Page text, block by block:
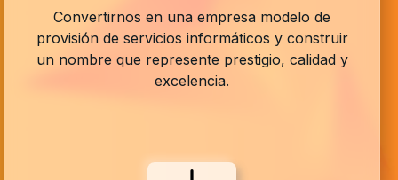
Convertirnos en una empresa modelo de
provisión de servicios informáticos y construir
un nombre que represente prestigio, calidad y
excelencia.